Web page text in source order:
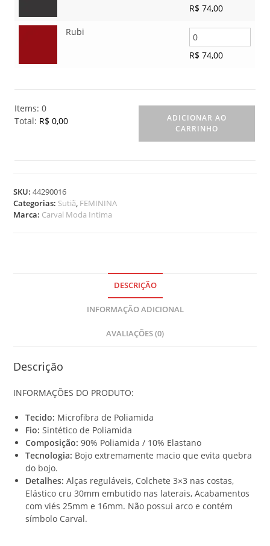
R$ 74,00
Rubi
R$ 74,00
Items:0
Total: R$ 0,00
s
.
R
$
0
ADICIONAR AO
CARRINHO
SKU:44290016
Categorias: Sutiã, FEMININA
Marca: Carval Moda Intima
DESCRIÇÃO
INFORMAÇÃO ADICIONAL
AVALIAÇÕES (0)
Descrição
INFORMAÇÕES DO PRODUTO:
Tecido: Microfibra de Poliamida
Fio: Sintético de Poliamida
Composição:90% Poliamida / 10% Elastano
Tecnologia: Bojo extremamente macio que evita quebra
do bojo.
Detalhes:Alças reguláveis, Colchete 3×3 nas costas,
Elástico cru 30mm embutido nas laterais, Acabamentos
com viés 25mm e 16mm. Não possui arco e contém
símbolo Carval.